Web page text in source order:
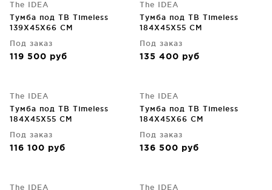
The IDEA
Тумба под ТВ Timeless
139X45X66 CM
Под заказ
119 500 руб
The IDEA
Тумба под ТВ Timeless
184X45X55 CM
Под заказ
135 400 руб
The IDEA
Тумба под ТВ Timeless
184X45X55 CM
Под заказ
116 100 руб
The IDEA
Тумба под ТВ Timeless
184X45X66 CM
Под заказ
136 500 руб
The IDEA The IDEA